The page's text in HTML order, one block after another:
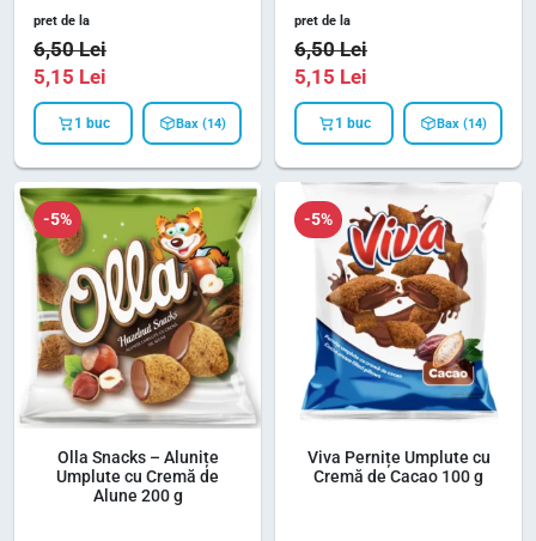
pret de la
6,50Lei
5,15 Lei
1 buc Bax (14)
pret de la
6,50Lei
5,15 Lei
1 buc Bax (14)
-5%
Olla Snacks – Alunițe
Umplute cu Cremă de
Alune 200 g
-5%
Viva Pernițe Umplute cu
Cremă de Cacao 100 g